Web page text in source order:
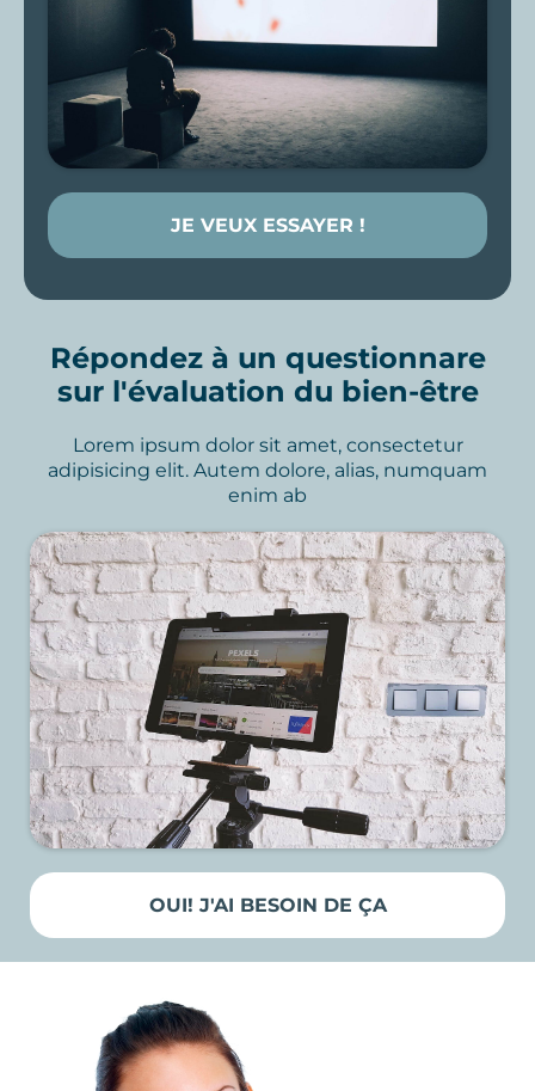
JE VEUX ESSAYER !
Répondez à un questionnare
sur l'évaluation du bien-être
Lorem ipsum dolor sit amet, consectetur
adipisicing elit. Autem dolore, alias, numquam
enim ab
OUI! J'AI BESOIN DE ÇA